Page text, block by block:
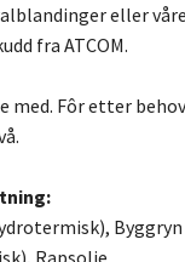
eller
fra ATCOM.
med. Fôr etter
Byggryn
Rapsolje